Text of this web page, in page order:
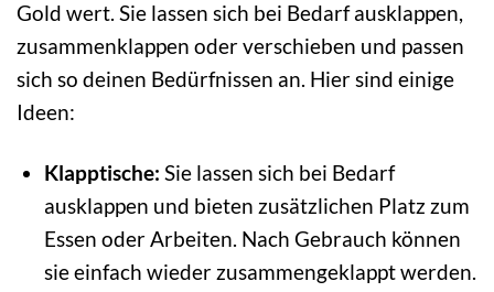
Gold wert. Sie lassen sich bei Bedarf ausklappen,
zusammenklappen oder verschieben und passen
sich so deinen Bedürfnissen an. Hier sind einige
Ideen:
Klapptische: Sie lassen sich bei Bedarf
ausklappen und bieten zusätzlichen Platz zum
Essen oder Arbeiten. Nach Gebrauch können
sie einfach wieder zusammengeklappt werden.